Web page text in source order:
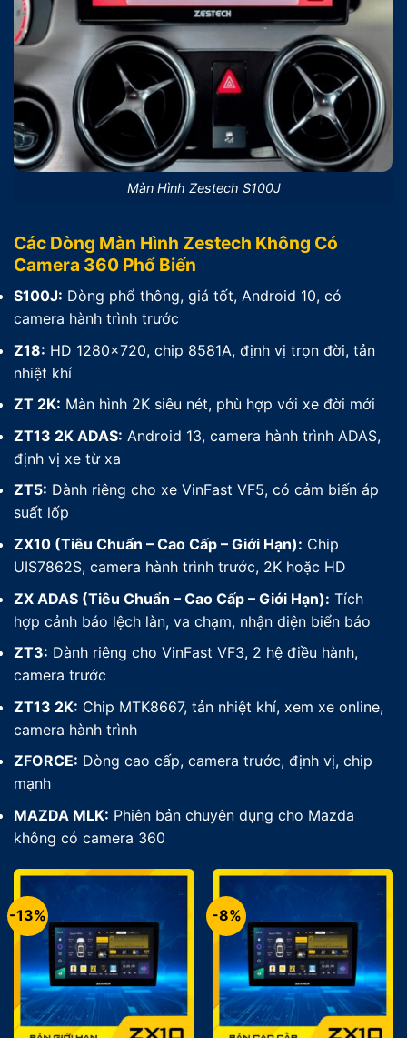
Màn Hình Zestech S100J
Các Dòng Màn Hình Zestech Không Có
Camera 360 Phổ Biến
S100J: Dòng phổ thông, giá tốt, Android 10, có
camera hành trình trước
Z18: HD 1280×720, chip 8581A, định vị trọn đời, tản
nhiệt khí
ZT 2K: Màn hình 2K siêu nét, phù hợp với xe đời mới
ZT13 2K ADAS: Android 13, camera hành trình ADAS,
định vị xe từ xa
ZT5: Dành riêng cho xe VinFast VF5, có cảm biến áp
suất lốp
ZX10 (Tiêu Chuẩn – Cao Cấp – Giới Hạn): Chip
UIS7862S, camera hành trình trước, 2K hoặc HD
ZX ADAS (Tiêu Chuẩn – Cao Cấp – Giới Hạn): Tích
hợp cảnh báo lệch làn, va chạm, nhận diện biển báo
ZT3: Dành riêng cho VinFast VF3, 2 hệ điều hành,
camera trước
ZT13 2K: Chip MTK8667, tản nhiệt khí, xem xe online,
camera hành trình
ZFORCE: Dòng cao cấp, camera trước, định vị, chip
mạnh
MAZDA MLK: Phiên bản chuyên dụng cho Mazda
không có camera 360
-13% -8%